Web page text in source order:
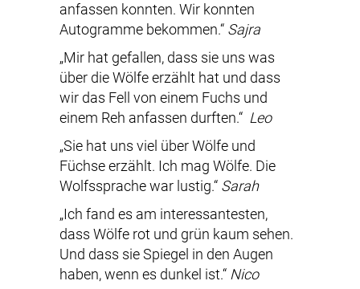
anfassen konnten. Wir konnten
Autogramme bekommen.“ Sajra
„Mir hat gefallen, dass sie uns was
über die Wölfe erzählt hat und dass
wir das Fell von einem Fuchs und
einem Reh anfassen durften.“ Leo
„Sie hat uns viel über Wölfe und
Füchse erzählt. Ich mag Wölfe. Die
Wolfssprache war lustig.“ Sarah
„Ich fand es am interessantesten,
dass Wölfe rot und grün kaum sehen.
Und dass sie Spiegel in den Augen
haben, wenn es dunkel ist.“ Nico